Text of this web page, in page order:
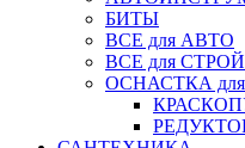
БИТЫ
ВСЕ для АВТО
ВСЕ для
ОСНАСТКА для